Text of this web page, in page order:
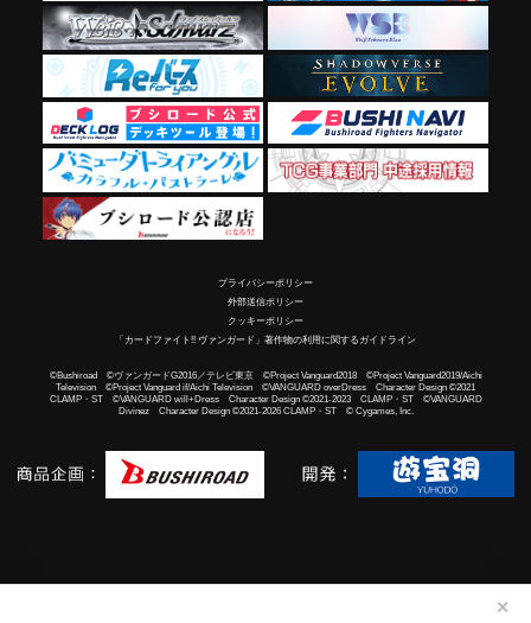
✕
プライバシーポリシー
外部送信ポリシー
クッキーポリシー
「カードファイト!! ヴァンガード」著作物の利用に関するガイドライン
©Bushiroad ©ヴァンガードG2016／テレビ東京 ©Project Vanguard2018 ©Project Vanguard2019/Aichi
Television ©Project Vanguard if/Aichi Television ©VANGUARD overDress Character Design ©2021
CLAMP・ST ©VANGUARD will+Dress Character Design ©2021-2023 CLAMP・ST ©VANGUARD
Divinez Character Design ©2021-2026 CLAMP・ST © Cygames, Inc.